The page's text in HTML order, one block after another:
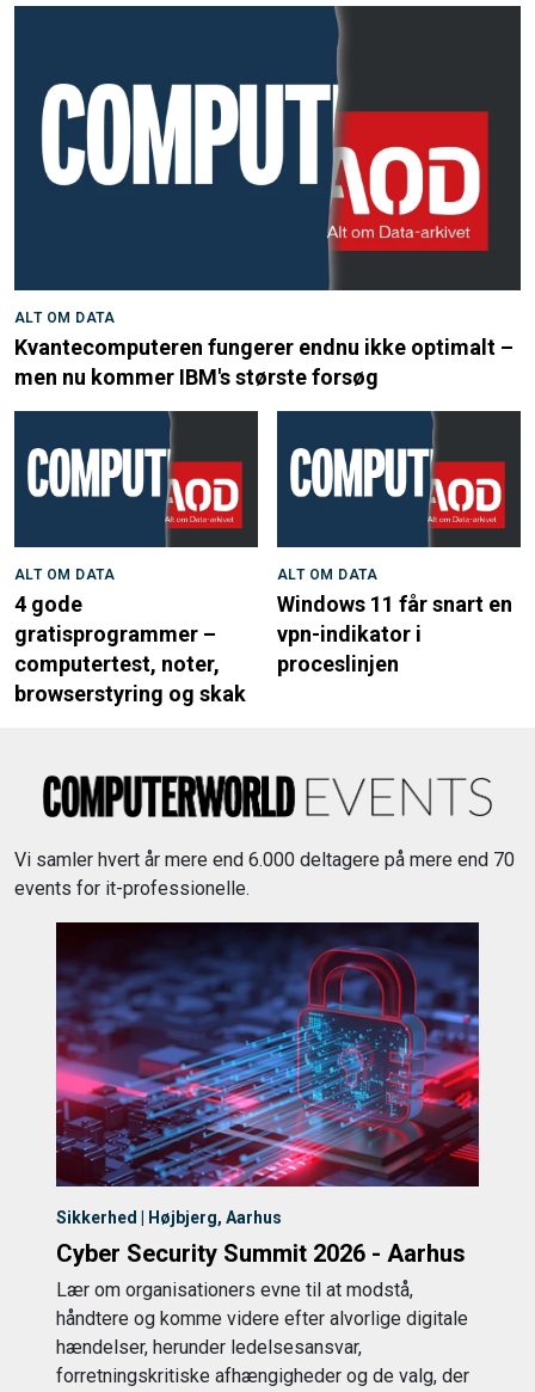
ALT OM DATA
Kvantecomputeren fungerer endnu ikke optimalt –
men nu kommer IBM's største forsøg
ALT OM DATA
4 gode
gratisprogrammer –
computertest, noter,
browserstyring og skak
ALT OM DATA
Windows 11 får snart en
vpn-indikator i
proceslinjen
Vi samler hvert år mere end 6.000 deltagere på mere end 70
events for it-professionelle.
Sikkerhed | Højbjerg, Aarhus
Cyber Security Summit 2026 - Aarhus
Lær om organisationers evne til at modstå,
håndtere og komme videre efter alvorlige digitale
hændelser, herunder ledelsesansvar,
forretningskritiske afhængigheder og de valg, der